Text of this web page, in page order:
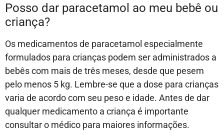
Posso dar paracetamol ao meu bebê ou
criança?
Os medicamentos de paracetamol especialmente
formulados para crianças podem ser administrados a
bebês com mais de três meses, desde que pesem
pelo menos 5 kg. Lembre-se que a dose para crianças
varia de acordo com seu peso e idade. Antes de dar
qualquer medicamento a criança é importante
consultar o médico para maiores informações.